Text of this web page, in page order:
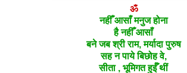
ॐ
नहीँ आसाँ मनुज होना
है नहीँ आसाँ
बने जब श्री राम, मर्यादा पुरुष
सहन पाये बिछोह वे,
सीता , भूमिगत हुईँ थीं